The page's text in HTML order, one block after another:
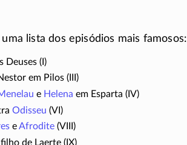
lista dos episódios mais famosos:
Deuses (I)
em Pilos (III)
e Helena em Esparta (IV)
Odisseu (VI)
eAfrodite(VIII)
de Laerte (IX)